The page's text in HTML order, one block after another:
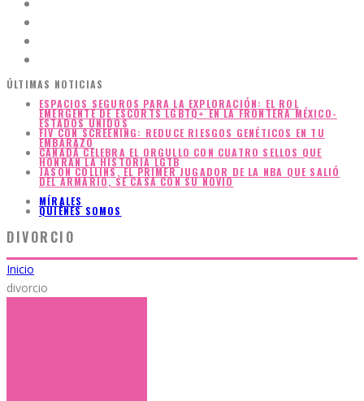
ÚLTIMAS NOTICIAS
ESPACIOS SEGUROS PARA LA EXPLORACIÓN: EL ROL
EMERGENTE DE ESCORTS LGBTQ+ EN LA FRONTERA MÉXICO-
ESTADOS UNIDOS
FIV CON SCREENING: REDUCE RIESGOS GENÉTICOS EN TU
EMBARAZO
CANADÁ CELEBRA EL ORGULLO CON CUATRO SELLOS QUE
HONRAN LA HISTORIA LGTB
JASON COLLINS, EL PRIMER JUGADOR DE LA NBA QUE SALIÓ
DEL ARMARIO, SE CASA CON SU NOVIO
MÍRALES
QUIÉNES SOMOS
DIVORCIO
Inicio
divorcio